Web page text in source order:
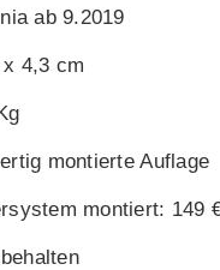
ab 9.2019
4,3 cm
montierte Auflage
montiert: 149